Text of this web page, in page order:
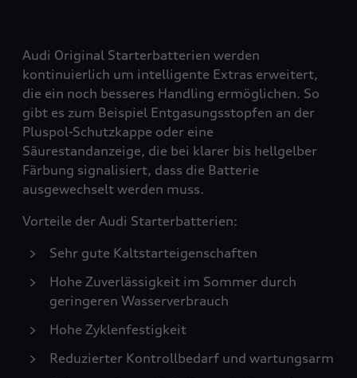
Audi Original Starterbatterien werden
kontinuierlich um intelligente Extras erweitert,
die ein noch besseres Handling ermöglichen. So
gibt es zum Beispiel Entgasungsstopfen an der
Pluspol-Schutzkappe oder eine
Säurestandanzeige, die bei klarer bis hellgelber
Färbung signalisiert, dass die Batterie
ausgewechselt werden muss.
Vorteile der Audi Starterbatterien:
Sehr gute Kaltstarteigenschaften
Hohe Zuverlässigkeit im Sommer durch
geringeren Wasserverbrauch
Hohe Zyklenfestigkeit
Reduzierter Kontrollbedarf und wartungsarm